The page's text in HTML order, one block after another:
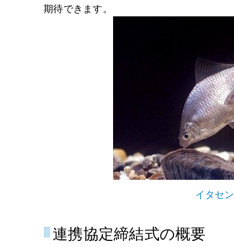
期待できます。
イタセ
連携協定締結式の概要